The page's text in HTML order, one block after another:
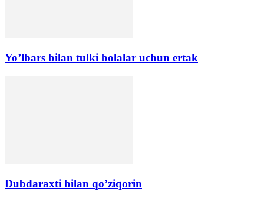
Yo’lbars bilan tulki bolalar uchun ertak
Dubdaraxti bilan qo’ziqorin